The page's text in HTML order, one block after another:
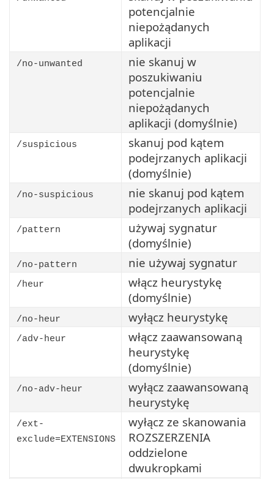
potencjalnie
niepożądanych
aplikacji
/no-unwanted
nie skanuj w
poszukiwaniu
potencjalnie
niepożądanych
aplikacji (domyślnie)
/suspicious
skanuj pod kątem
podejrzanych aplikacji
(domyślnie)
/no-suspicious
nie skanuj pod kątem
podejrzanych aplikacji
/pattern
używaj sygnatur
(domyślnie)
/no-pattern nie używaj sygnatur
/heur
włącz heurystykę
(domyślnie)
/no-heur wyłącz heurystykę
/adv-heur
włącz zaawansowaną
heurystykę
(domyślnie)
/no-adv-heur
wyłącz zaawansowaną
heurystykę
/ext-
exclude=EXTENSIONS
wyłącz ze skanowania
ROZSZERZENIA
oddzielone
dwukropkami